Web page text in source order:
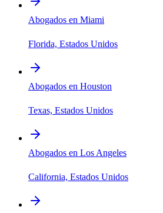
Abogados en Miami
Florida, Estados Unidos
Abogados en Houston
Texas, Estados Unidos
Abogados en Los Angeles
California, Estados Unidos